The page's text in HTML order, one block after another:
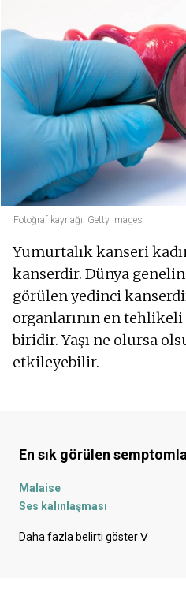
Fotoğraf kaynağı: Getty images
Yumurtalık kanseri
kanserdir. Dünya
görülen yedinci
organlarının en
biridir. Yaşı ne olursa
etkileyebilir.
En sık görülen
Malaise
Ses kalınlaşması
Yan tarafta ağrı
Daha fazla belirti gösterᐯ